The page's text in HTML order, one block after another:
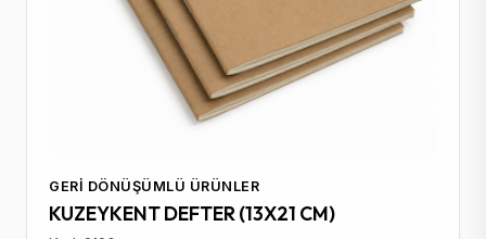
GERI DÖNÜŞÜMLÜ ÜRÜNLER
KUZEYKENT DEFTER (13X21 CM)